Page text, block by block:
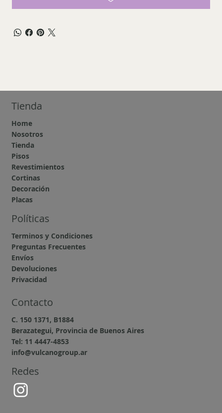
Tienda
Home
Nosotros
Tienda
Pisos
Revestimientos
Cortinas
Decoración
Placas
Políticas
Terminos y Condiciones
Preguntas Frecuentes
Envíos
Devoluciones
Privacidad
Contacto
C. 150 1371, B1884
Berazategui, Provincia de Buenos Aires
Tel: 11 4447-4853
info@vulcanogroup.ar
Redes